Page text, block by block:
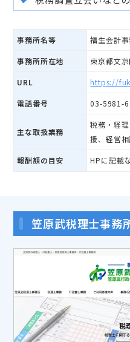
事務所名等 福生会計
事務所所在地 東京都文
URL https://
電話番号 03-5981-
主な取扱業務
税務・経
援、経営
報酬額の目安 HPに記載
笠原武税理士事務